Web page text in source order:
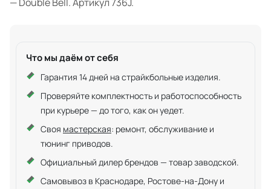
— Double Bell. Артикул 736J.
Что мы даём от себя
Гарантия 14 дней на страйкбольные изделия.
Проверяйте комплектность и работоспособность
при курьере — до того, как он уедет.
Своя мастерская: ремонт, обслуживание и
тюнинг приводов.
Официальный дилер брендов — товар заводской.
Самовывоз в Краснодаре, Ростове-на-Дону и